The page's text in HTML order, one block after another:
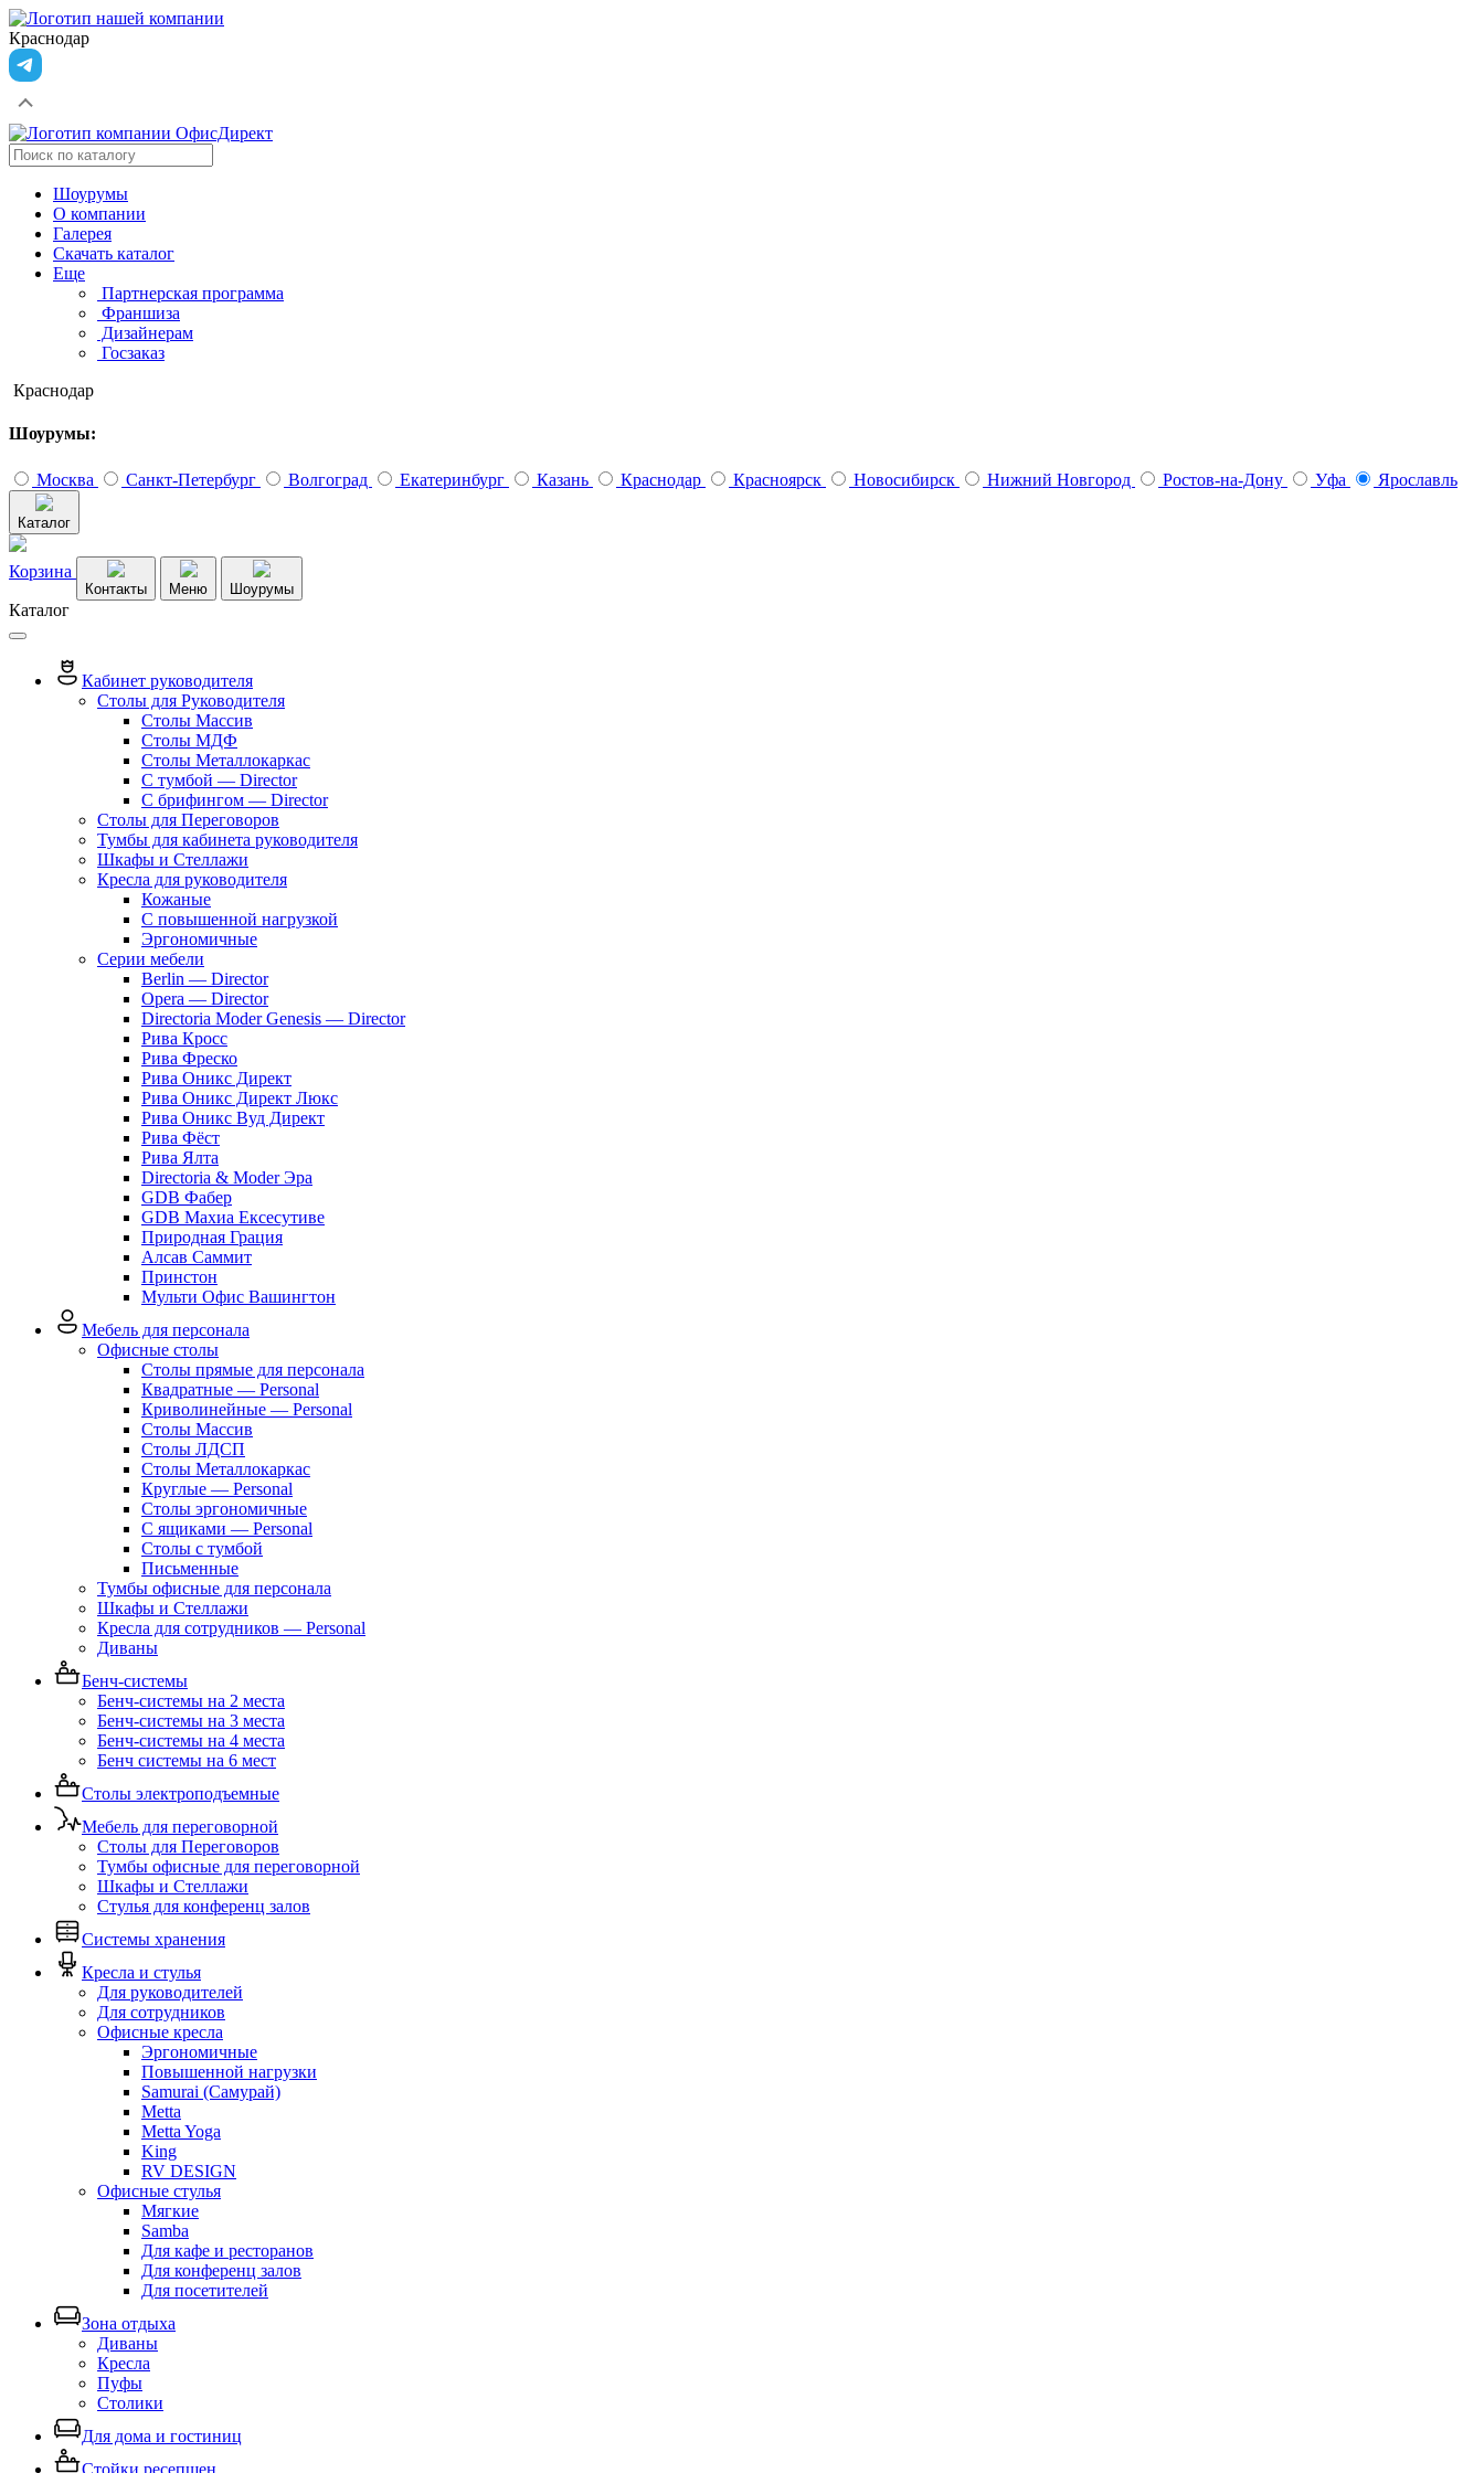
Краснодар
Шоурумы
О компании
Галерея
Скачать каталог
Еще
Партнерская программа
Франшиза
Дизайнерам
Госзаказ
Краснодар
Шоурумы:
Москва Санкт-Петербург Волгоград Екатеринбург Казань Краснодар Красноярск Новосибирск Нижний Новгород Ростов-на-Дону Уфа Ярославль
Каталог
Корзина
Контакты Меню Шоурумы
Каталог
Кабинет руководителя
Столы для Руководителя
Столы Массив
Столы МДФ
Столы Металлокаркас
С тумбой — Director
C брифингом — Director
Столы для Переговоров
Тумбы для кабинета руководителя
Шкафы и Стеллажи
Кресла для руководителя
Кожаные
С повышенной нагрузкой
Эргономичные
Серии мебели
Berlin — Director
Opera — Director
Directoria Moder Genesis — Director
Рива Кросс
Рива Фреско
Рива Оникс Директ
Рива Оникс Директ Люкс
Рива Оникс Вуд Директ
Рива Фёст
Рива Ялта
Directoria & Moder Эра
GDB Фабер
GDB Махиа Ексесутиве
Природная Грация
Алсав Саммит
Принстон
Мульти Офис Вашингтон
Мебель для персонала
Офисные столы
Столы прямые для персонала
Квадратные — Personal
Криволинейные — Personal
Столы Массив
Столы ЛДСП
Столы Металлокаркас
Круглые — Personal
Столы эргономичные
С ящиками — Personal
Столы с тумбой
Письменные
Тумбы офисные для персонала
Шкафы и Стеллажи
Кресла для сотрудников — Personal
Диваны
Бенч-системы
Бенч-системы на 2 места
Бенч-системы на 3 места
Бенч-системы на 4 места
Бенч системы на 6 мест
Столы электроподъемные
Мебель для переговорной
Столы для Переговоров
Тумбы офисные для переговорной
Шкафы и Стеллажи
Стулья для конференц залов
Системы хранения
Кресла и стулья
Для руководителей
Для сотрудников
Офисные кресла
Эргономичные
Повышенной нагрузки
Samurai (Самурай)
Metta
Metta Yoga
King
RV DESIGN
Офисные стулья
Мягкие
Samba
Для кафе и ресторанов
Для конференц залов
Для посетителей
Зона отдыха
Диваны
Кресла
Пуфы
Столики
Для дома и гостиниц
Стойки ресепшен